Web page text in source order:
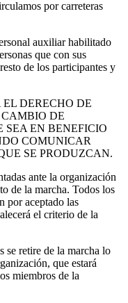
por carreteras
auxiliar habilitado
que con sus
de los participantes y
DERECHO DE
DE
EN BENEFICIO
COMUNICAR
SE PRODUZCAN.
ante la organización
de la marcha. Todos los
por aceptado las
el criterio de la
se retire de la marcha lo
que estará
miembros de la